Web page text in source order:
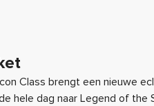
Class brengt een nieuwe
hele dag naar Legend of the